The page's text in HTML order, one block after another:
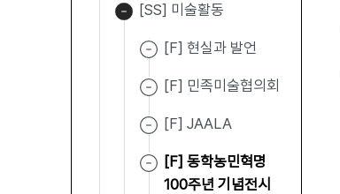
[SS] 미술활동
[F] 현실과 발언
[F] 민족미술협의회
[F] JAALA
[F] 동학농민혁명
100주년 기념전시